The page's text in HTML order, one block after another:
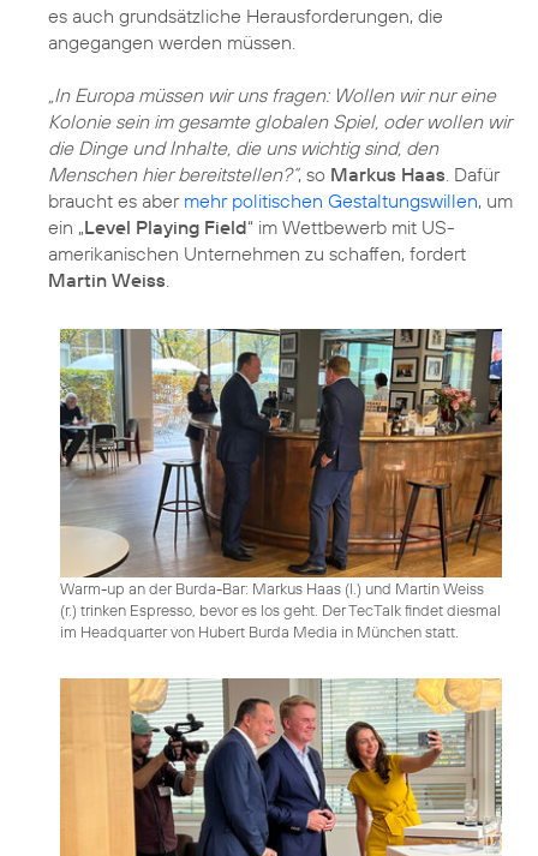
es auch grundsätzliche Herausforderungen, die
angegangen werden müssen.
„In Europa müssen wir uns fragen: Wollen wir nur eine
Kolonie sein im gesamte globalen Spiel, oder wollen wir
die Dinge und Inhalte, die uns wichtig sind, den
Menschen hier bereitstellen?“, so Markus Haas . Dafür
braucht es aber mehr politischen Gestaltungswillen, um
ein „Level Playing Field“ im Wettbewerb mit US-
amerikanischen Unternehmen zu schaffen, fordert
Martin Weiss
Warm-up an der Burda-Bar: Markus Haas (l.) und Martin Weiss
(r.) trinken Espresso, bevor es los geht. Der TecTalk findet diesmal
im Headquarter von Hubert Burda Media in München statt.